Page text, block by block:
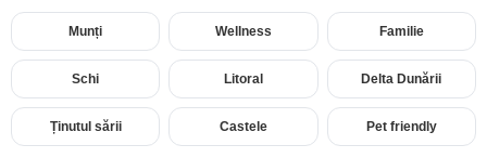
Munți Wellness Familie
Schi Litoral Delta Dunării
Ținutul sării Castele Pet friendly